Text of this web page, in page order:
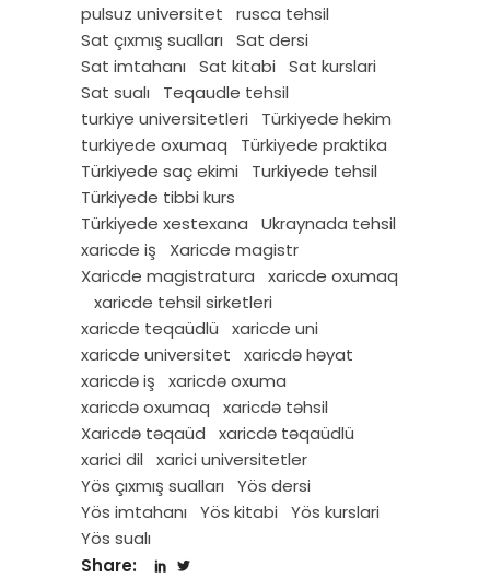
pulsuz universitet
rusca tehsil
Sat çıxmış sualları
Sat dersi
Sat imtahanı
Sat kitabi
Sat kurslari
Sat sualı
Teqaudle tehsil
turkiye universitetleri
Türkiyede hekim
turkiyede oxumaq
Türkiyede praktika
Türkiyede saç ekimi
Turkiyede tehsil
Türkiyede tibbi kurs
Türkiyede xestexana
Ukraynada tehsil
xaricde iş
Xaricde magistr
Xaricde magistratura
xaricde oxumaq
xaricde tehsil sirketleri
xaricde teqaüdlü
xaricde uni
xaricde universitet
xaricdə həyat
xaricdə iş
xaricdə oxuma
xaricdə oxumaq
xaricdə təhsil
Xaricdə təqaüd
xaricdə təqaüdlü
xarici dil
xarici universitetler
Yös çıxmış sualları
Yös dersi
Yös imtahanı
Yös kitabi
Yös kurslari
Yös sualı
Share: